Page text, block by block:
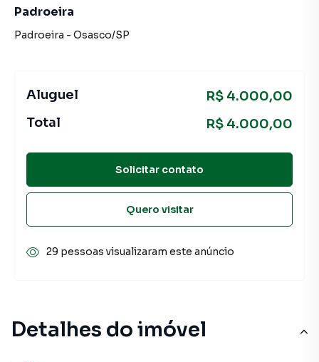
Detalhes do imóvel
Padroeira
Padroeira - Osasco/SP
Aluguel
R$ 4.000,00
Total
R$ 4.000,00
Solicitar contato
Quero visitar
29 pessoas visualizaram este anúncio